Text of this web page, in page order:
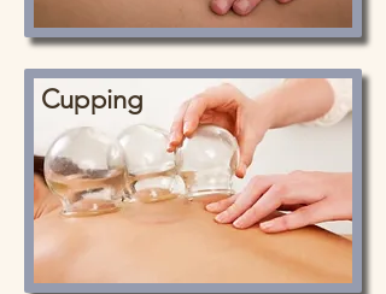
Cupping